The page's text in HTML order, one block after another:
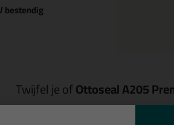
bestendig
Twijfel je ofOttoseal A205